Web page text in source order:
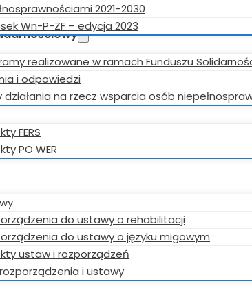
2021-2030
Wn-P-ZF – edycja 2023
realizowane w ramach Funduszu
i odpowiedzi
działania na rzecz wsparcia osób
FERS
PO WER
do ustawy o rehabilitacji
do ustawy o języku migowym
ustaw i rozporządzeń
i ustawy